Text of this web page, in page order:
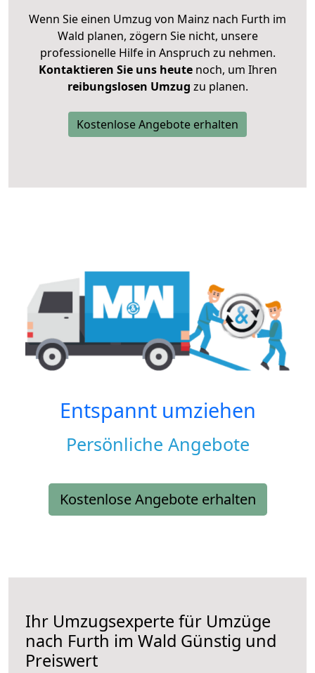
Wenn Sie einen Umzug von Mainz nach Furth im
Wald planen, zögern Sie nicht, unsere
professionelle Hilfe in Anspruch zu nehmen.
Kontaktieren Sie uns heutenoch, um Ihren
reibungslosen Umzug zu planen.
Kostenlose Angebote erhalten
Entspannt umziehen
Persönliche Angebote
Kostenlose Angebote erhalten
Ihr Umzugsexperte für Umzüge
nach Furth im Wald Günstig und
Preiswert